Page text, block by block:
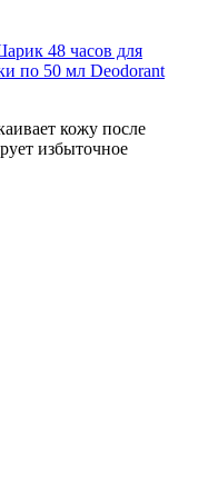
48 часов для
по 50 мл Deodorant
кожу после
избыточное